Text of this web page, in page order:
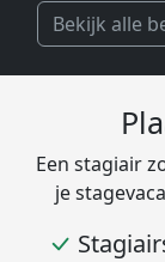
Bekijk alle
Een stagiair
je